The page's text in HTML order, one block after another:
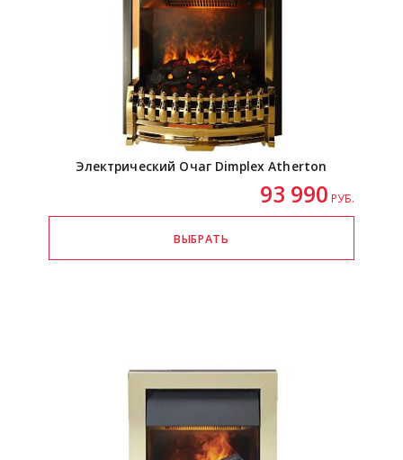
Электрический Очаг Dimplex Atherton
93 990 РУБ.